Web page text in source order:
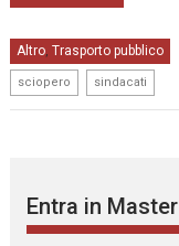
Altro,Trasporto pubblico
sciopero sindacati
Entra in Master